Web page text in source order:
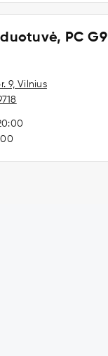
PC G9
9, Vilnius